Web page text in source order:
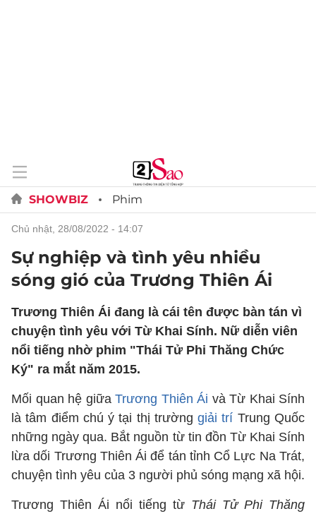
SHOWBIZ Phim
chủ nhật, 28/08/2022 - 14:07
Sự nghiệp và tình yêu nhiều
sóng gió của Trương Thiên Ái
Trương Thiên Ái đang là cái tên được bàn tán vì
chuyện tình yêu với Từ Khai Sính. Nữ diễn viên
nổi tiếng nhờ phim "Thái Tử Phi Thăng Chức
Ký" ra mắt năm 2015.
Mối quan hệ giữa Trương Thiên Ái và Từ Khai Sính
là tâm điểm chú ý tại thị trườnggiải trí Trung Quốc
những ngày qua. Bắt nguồn từ tin đồn Từ Khai Sính
lừa dối Trương Thiên Ái để tán tỉnh Cổ Lực Na Trát,
chuyện tình yêu của 3 người phủ sóng mạng xã hội.
Trương Thiên Ái nổi tiếng từ Thái Tử Phi Thăng